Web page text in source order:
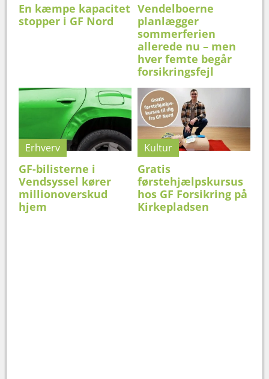
En kæmpe kapacitet
stopper i GF Nord
Vendelboerne
planlægger
sommerferien
allerede nu – men
hver femte begår
forsikringsfejl
Erhverv
GF-bilisterne i
Vendsyssel kører
millionoverskud
hjem
Kultur
Gratis
førstehjælpskursus
hos GF Forsikring på
Kirkepladsen